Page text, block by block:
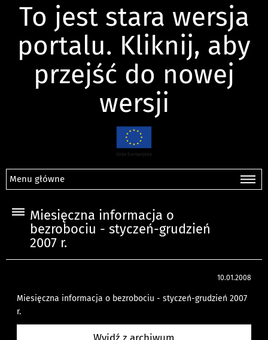
To jest stara wersja
portalu. Kliknij, aby
przejść do nowej
wersji
Menu główne
Miesięczna informacja o
bezrobociu - styczeń-grudzień
2007 r.
10.01.2008
Miesięczna informacja o bezrobociu - styczeń-grudzień 2007
r.
Wyjdź z archiwum